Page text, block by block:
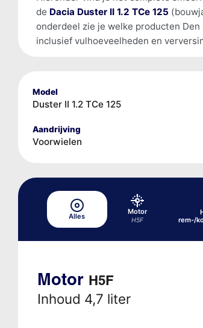
de Dacia Duster II 1.2 TCe 125
onderdeel zie je welke producten
inclusief vulhoeveelheden en
Model
Duster II 1.2 TCe 125
Aandrijving
Voorwielen
Alles
Motor
H5F
rem-/
Motor H5F
Inhoud 4,7 liter